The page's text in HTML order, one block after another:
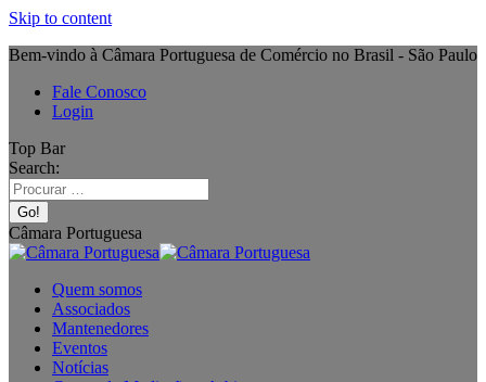
Skip to content
Bem-vindo à Câmara Portuguesa de Comércio no Brasil - São Paulo
Fale Conosco
Login
Top Bar
Search:
Câmara Portuguesa
Quem somos
Associados
Mantenedores
Eventos
Notícias